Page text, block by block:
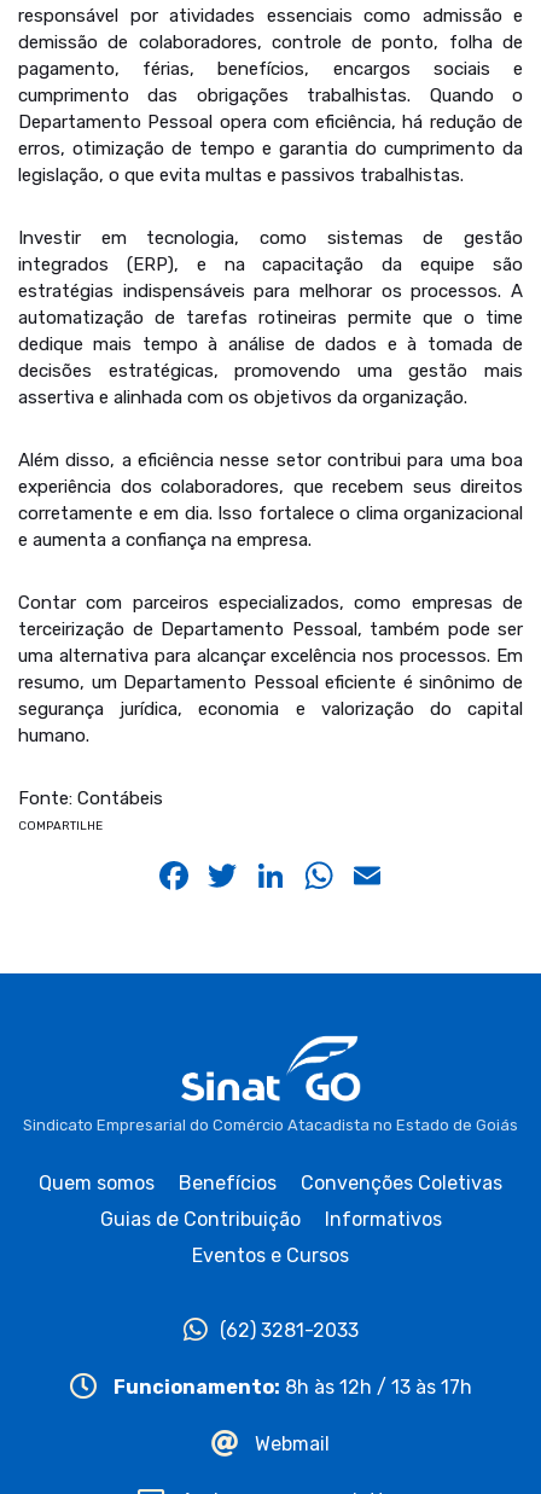
responsável por atividades essenciais como admissão e
demissão de colaboradores, controle de ponto, folha de
pagamento, férias, benefícios, encargos sociais e
cumprimento das obrigações trabalhistas. Quando o
Departamento Pessoal opera com eficiência, há redução de
erros, otimização de tempo e garantia do cumprimento da
legislação, o que evita multas e passivos trabalhistas.
Investir em tecnologia, como sistemas de gestão
integrados (ERP), e na capacitação da equipe são
estratégias indispensáveis para melhorar os processos. A
automatização de tarefas rotineiras permite que o time
dedique mais tempo à análise de dados e à tomada de
decisões estratégicas, promovendo uma gestão mais
assertiva e alinhada com os objetivos da organização.
Além disso, a eficiência nesse setor contribui para uma boa
experiência dos colaboradores, que recebem seus direitos
corretamente e em dia. Isso fortalece o clima organizacional
e aumenta a confiança na empresa.
Contar com parceiros especializados, como empresas de
terceirização de Departamento Pessoal, também pode ser
uma alternativa para alcançar excelência nos processos. Em
resumo, um Departamento Pessoal eficiente é sinônimo de
segurança jurídica, economia e valorização do capital
humano.
Fonte: Contábeis
COMPARTILHE
Facebook
Twitter
LinkedIn
WhatsApp
Sindicato Empresarial do Comércio Atacadista no Estado de Goiás
Quem somos Benefícios
Convenções Coletivas
Guias de Contribuição
Informativos
Eventos e Cursos
(62) 3281-2033
Funcionamento: 8h às 12h / 13 às 17h
Webmail